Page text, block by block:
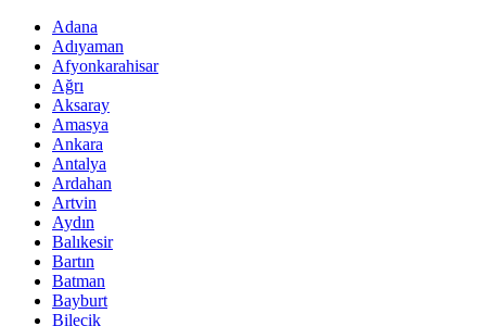
Adana
Adıyaman
Afyonkarahisar
Ağrı
Aksaray
Amasya
Ankara
Antalya
Ardahan
Artvin
Aydın
Balıkesir
Bartın
Batman
Bayburt
Bilecik